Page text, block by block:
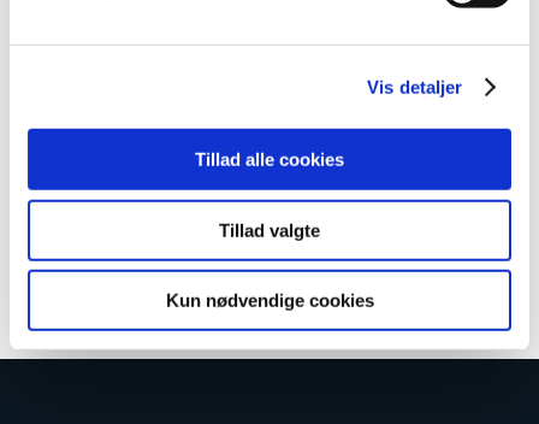
Vis detaljer
Tillad alle cookies
Tillad valgte
Kun nødvendige cookies
AMU kundeservice